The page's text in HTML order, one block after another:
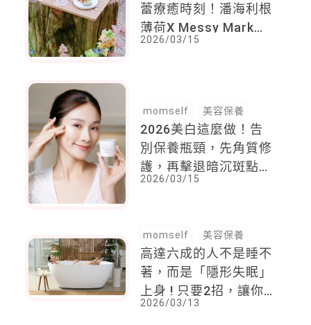
蕾療癒時刻！潘海利根
薄荷X Messy Mark特
調飲品 + SABON白茶
2026/03/15
momself 美容保養
2026美白這麼做！告
別保養瓶頸，先角質修
護，再擊退暗沉斑點，
輕鬆養出水光透亮肌！
2026/03/15
momself 美容保養
高達六成的人不是睡不
著，而是「隱形失眠」
上身 ! 只要2招，讓你
不用改變生活，就能找
2026/03/13